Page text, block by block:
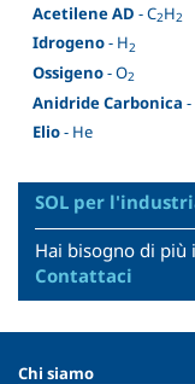
Acetilene AD - C2H2
Idrogeno- H2
Ossigeno- O2
Anidride Carbonica -
Elio- He
SOL per
Hai bisogno di più
Contattaci
Chi siamo